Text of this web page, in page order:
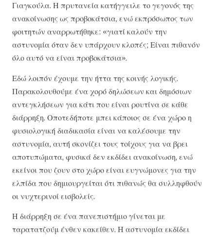
Γιαγκούλα. Η πρυτανεία κατήγγειλε το γεγονός της
ανακοίνωσης ως προβοκάτσια, ενώ εκπρόσωπος των
φοιτητών αναρρωτήθηκε: «γιατί καλούν την
αστυνομία όταν δεν υπάρχουν κλοπές; Είναι πιθανόν
όλο αυτό να είναι προβοκάτσια».
Εδώ λοιπόν έχουμε την ήττα της κοινής λογικής.
Παρακολουθούμε ένα χορό δηλώσεων και δημόσιων
αντεγκλήσεων για κάτι που είναι ρουτίνα σε κάθε
διάρρηξη. Οποτεδήποτε μπει κάποιος σε ένα χώρο η
φυσιολογική διαδικασία είναι να καλέσουμε την
αστυνομία, αυτή σκονίζει τους τοίχους για να βρει
αποτυπώματα, φυσικά δεν εκδίδει ανακοίνωση, ενώ
εκείνοι που ζουν στο χώρο είναι ευγνώμονες για την
ελπίδα που δημιουργείται ότι πιθανώς θα συλληφθούν
οι νυχτερινοί εισβολείς.
Η διάρρηξη σε ένα πανεπιστήμιο γίνεται με
ταρατατζούμ ένθεν κακείθεν. Η αστυνομία εκδίδει